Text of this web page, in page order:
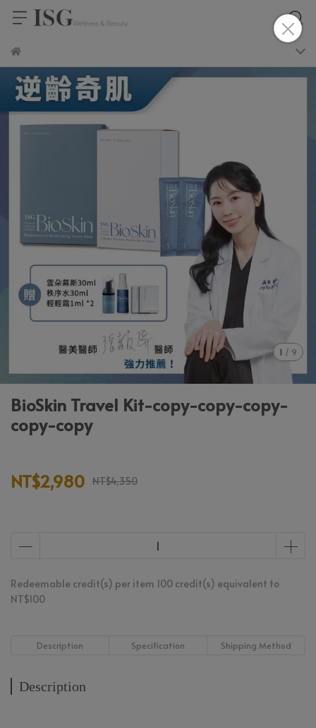
1 / 9
BioSkin Travel Kit-copy-copy-copy-
copy-copy
NT$2,980 NT$4,350
Redeemable credit(s) per item 100 credit(s) equivalent to
NT$100
Description Specification Shipping Method
Description